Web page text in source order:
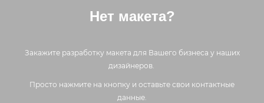
Нет макета?
Закажите разработку макета для Вашего бизнеса у наших
дизайнеров.
Просто нажмите на кнопку и оставьте свои контактные
данные.